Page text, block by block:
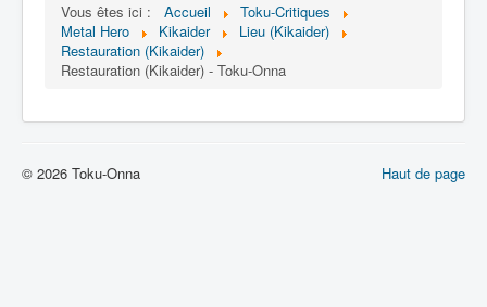
Mechas
Objets
Chronologie
Vous êtes ici : Accueil
Toku-Critiques
Metal Hero
Kikaider
Lieu (Kikaider)
Restauration (Kikaider)
Restauration (Kikaider) - Toku-Onna
Haut de page
© 2026 Toku-Onna